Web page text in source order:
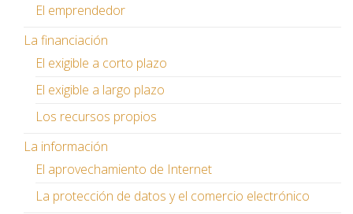
El emprendedor
La financiación
El exigible a corto plazo
El exigible a largo plazo
Los recursos propios
La información
El aprovechamiento de Internet
La protección de datos y el comercio electrónico